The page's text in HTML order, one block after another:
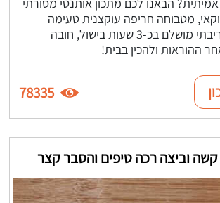
מטבוחה חריפה עוקצנית טעימה
במיוחד במרקם ריבתי מושלם בכ-3 שעות בישול, חובה
ההוראות ולהכין בבית!
78335
קשה וביצה רכה טיפים והסבר קצר